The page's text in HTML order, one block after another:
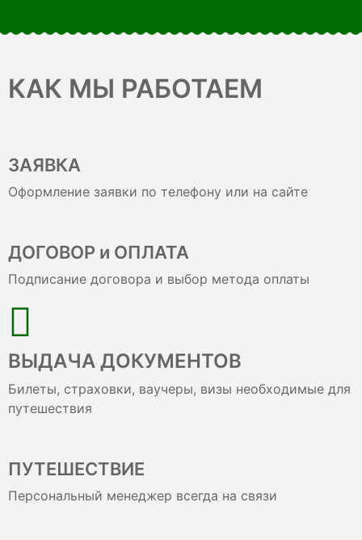
КАК МЫ РАБОТАЕМ
ЗАЯВКА
Оформление заявки по телефону или на сайте
ДОГОВОР и ОПЛАТА
Подписание договора и выбор метода оплаты
ВЫДАЧА ДОКУМЕНТОВ
Билеты, страховки, ваучеры, визы необходимые для
путешествия
ПУТЕШЕСТВИЕ
Персональный менеджер всегда на связи